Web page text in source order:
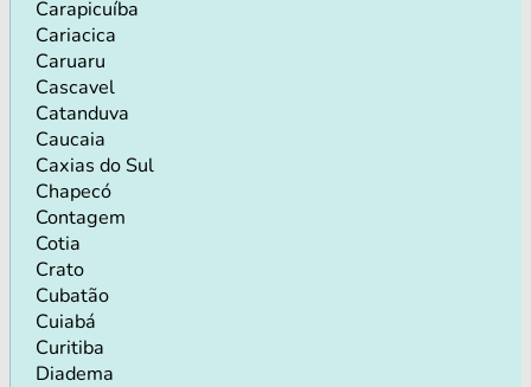
Carapicuíba
Cariacica
Caruaru
Cascavel
Catanduva
Caucaia
Caxias do Sul
Chapecó
Contagem
Cotia
Crato
Cubatão
Cuiabá
Curitiba
Diadema